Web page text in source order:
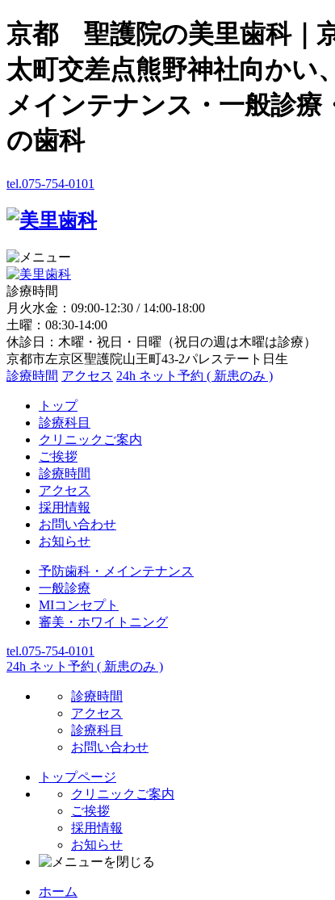
京都 聖護院の美里歯科｜
太町交差点熊野神社向かい
メインテナンス・一般診
の歯科
tel.075-754-0101
診療時間
月火水金：09:00-12:30 / 14:00-18:00
土曜：08:30-14:00
休診日：木曜・祝日・日曜（祝日の週は木曜は診療）
京都市左京区聖護院山王町43-2パレステート日生
診療時間 アクセス 24h ネット予約 ( 新患のみ )
トップ
診療科目
クリニックご案内
ご挨拶
診療時間
アクセス
採用情報
お問い合わせ
お知らせ
予防歯科・メインテナンス
一般診療
MIコンセプト
審美・ホワイトニング
tel.075-754-0101
24h ネット予約 ( 新患のみ )
診療時間
アクセス
診療科目
お問い合わせ
トップページ
クリニックご案内
ご挨拶
採用情報
お知らせ
ホーム